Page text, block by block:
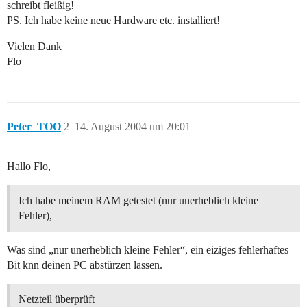
schreibt fleißig!
PS. Ich habe keine neue Hardware etc. installiert!
Vielen Dank
Flo
Peter_TOO 14. August 2004 um 20:01
2
Hallo Flo,
Ich habe meinem RAM getestet (nur unerheblich kleine
Fehler),
Was sind „nur unerheblich kleine Fehler“, ein eiziges fehlerhaftes
Bit knn deinen PC abstürzen lassen.
Netzteil überprüft